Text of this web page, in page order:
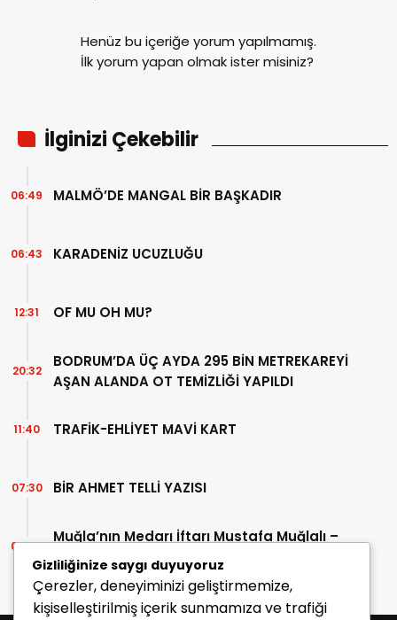
Henüz bu içeriğe yorum yapılmamış.
İlk yorum yapan olmak ister misiniz?
İlginizi Çekebilir
MALMÖ’DE MANGAL BİR BAŞKADIR
06:49
KARADENİZ UCUZLUĞU
06:43
OF MU OH MU?
12:31
BODRUM’DA ÜÇ AYDA 295 BİN METREKAREYİ
AŞAN ALANDA OT TEMİZLİĞİ YAPILDI
20:32
TRAFİK-EHLİYET MAVİ KART
11:40
BİR AHMET TELLİ YAZISI
07:30
Muğla’nın Medarı İftarı Mustafa Muğlalı –
İçinde “Milas” geçen kitaplar (40/2)
06:45
Gizliliğinize saygı duyuyoruz
Çerezler, deneyiminizi geliştirmemize,
kişiselleştirilmiş içerik sunmamıza ve trafiği